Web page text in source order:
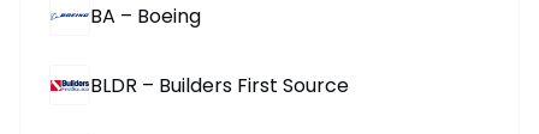
BA – Boeing
BLDR – Builders First Source